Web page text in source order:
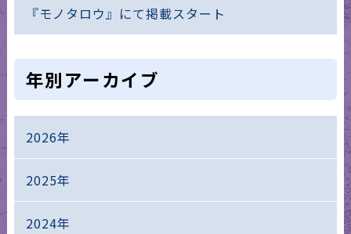
『モノタロウ』にて掲載スタート
年別アーカイブ
2026年
2025年
2024年